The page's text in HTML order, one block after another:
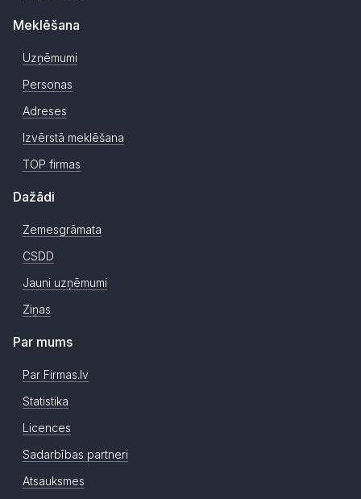
Meklēšana
Uzņēmumi
Personas
Adreses
Izvērstā meklēšana
TOP firmas
Dažādi
Zemesgrāmata
CSDD
Jauni uzņēmumi
Ziņas
Par mums
Par Firmas.lv
Statistika
Licences
Sadarbības partneri
Atsauksmes